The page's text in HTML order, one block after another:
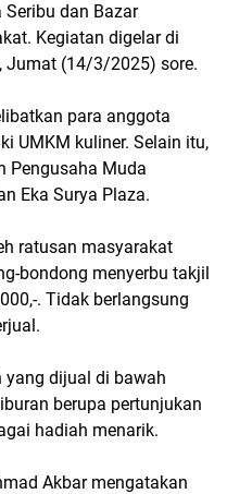
dan Bazar
Kegiatan digelar di
Jumat (14/3/2025) sore.
para anggota
UMKM kuliner. Selain itu,
Pengusaha Muda
Eka Surya Plaza.
ratusan masyarakat
bondong menyerbu takjil
. Tidak berlangsung
yang dijual di bawah
berupa pertunjukan
hadiah menarik.
Akbar mengatakan